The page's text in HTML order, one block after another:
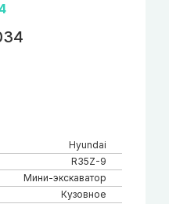
Hyundai
R35Z-9
Мини-экскаватор
Кузовное